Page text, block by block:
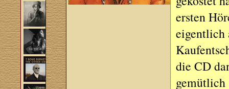
ersten
eigentlich
die CD
gemütlich